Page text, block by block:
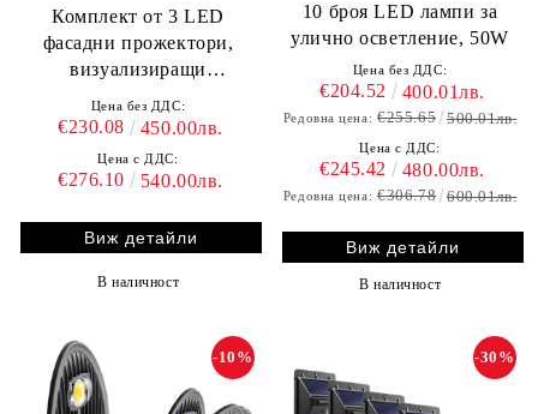
Комплект от 3 LED
фасадни прожектори,
визуализиращи
Цена без ДДС:
€230.08 450.00лв.
Цена с ДДС:
€276.10 540.00лв.
Виж детайли
В наличност
10 броя LED лампи за
улично осветление, 50W
Цена без ДДС:
€204.52 400.01лв.
Редовна цена: €255.65 500.01лв.
Цена с ДДС:
€245.42 480.00лв.
Редовна цена: €306.78 600.01лв.
Виж детайли
В наличност
-10% -30%